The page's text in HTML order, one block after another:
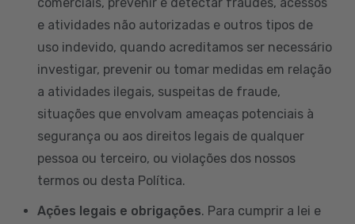
e atividades não autorizadas e outros tipos de
uso indevido, quando acreditamos ser necessário
investigar, prevenir ou tomar medidas em relação
a atividades ilegais, suspeitas de fraude,
situações que envolvam ameaças potenciais à
segurança ou aos direitos legais de qualquer
pessoa ou terceiro, ou violações dos nossos
termos ou desta Política.
Ações legais e obrigações. Para cumprir a lei e